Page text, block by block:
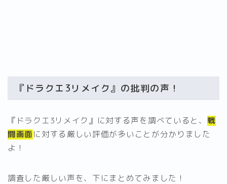
『ドラクエ3リメイク』の批判の声！
『ドラクエ3リメイク』に対する声を調べていると、 戦
闘画面に対する厳しい評価が多いことが分かりました
よ！
調査した厳しい声を、下にまとめてみました！